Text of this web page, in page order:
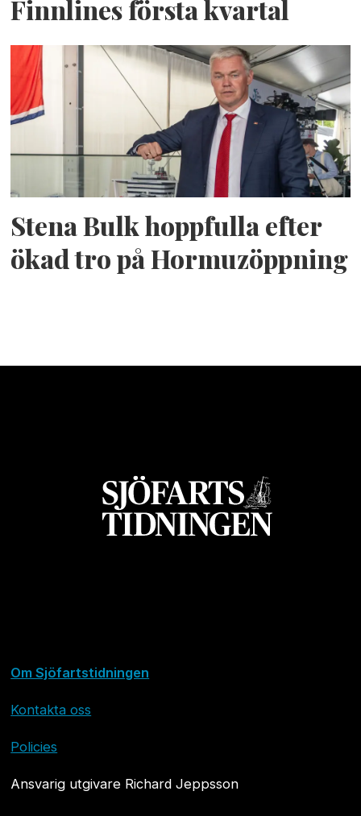
Finnlines första kvartal
Stena Bulk hoppfulla efter
ökad tro på Hormuzöppning
Om Sjöfartstidningen
Kontakta oss
Policies
Ansvarig utgivare Richard Jeppsson